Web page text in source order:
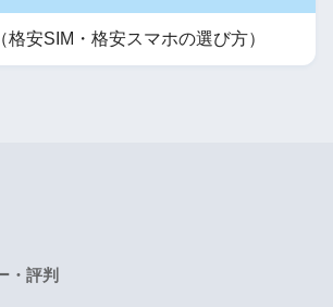
（格安SIM・格安スマホの選び方）
・評判